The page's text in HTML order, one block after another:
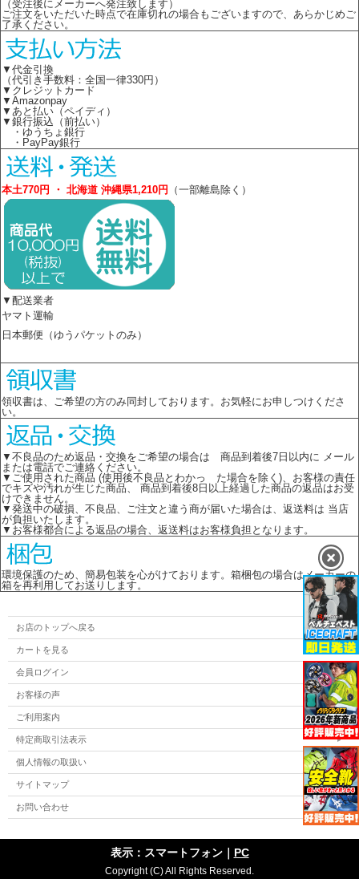
（受注後にメーカーへ発注致します）
ご注文をいただいた時点で在庫切れの場合もございますので、あらかじめご
了承ください。
▼代金引換
（代引き手数料：全国一律330円）
▼クレジットカード
▼Amazonpay
▼あと払い（ペイディ）
▼銀行振込（前払い）
・ゆうちょ銀行
・PayPay銀行
本土770円 ・ 北海道 沖縄県1,210円 （一部離島除く）
▼配送業者
ヤマト運輸
日本郵便（ゆうパケットのみ）
領収書は、ご希望の方のみ同封しております。お気軽にお申しつけくださ
い。
▼不良品のため返品・交換をご希望の場合は 商品到着後7日以内に メール
または電話でご連絡ください。
▼ご使用された商品 (使用後不良品とわかっ た場合を除く)、お客様の責任
でキズや汚れが生じた商品、 商品到着後8日以上経過した商品の返品はお受
けできません。
▼発送中の破損、不良品、ご注文と違う商が届いた場合は、返送料は 当店
が負担いたします。
▼お客様都合による返品の場合、返送料はお客様負担となります。
環境保護のため、簡易包装を心がけております。箱梱包の場合はメーカーの
箱を再利用してお送りします。
お店のトップへ戻る
カートを見る
会員ログイン
お客様の声
ご利用案内
特定商取引法表示
個人情報の取扱い
サイトマップ
お問い合わせ
表示：スマートフォン｜ PC
Copyright (C) All Rights Reserved.